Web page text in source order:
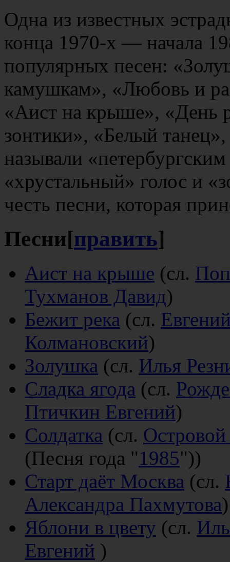
Одна из известных
конца 1970-х — начала
популярных песен:
камушкам», «Любовь и
«Аист на крыше», «День
зонтики», «Белый
называли
«хрустальный» голос и
честь песни, которая
Песни[править]
Аист на крыше (сл.
Тухманов Давид)
Бежит река (сл.
Колмановский)
Золушка (сл. Илья
Сладка ягода (сл.
Птичкин Евгений)
Солдатка (сл.
(Песня года "1985"))
Старт даёт Москва (сл.
Александра Пахмутова)
Яблони в цвету (сл.
Евгений )